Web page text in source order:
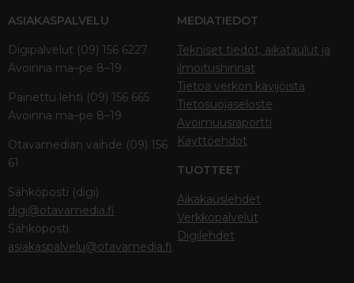
ASIAKASPALVELU
Digipalvelut (09) 156 6227
Avoinna ma–pe 8–19
Painettu lehti (09) 156 665
Avoinna ma–pe 8–19
Otavamedian vaihde (09) 156
61
Sähköposti (digi)
digi@otavamedia.fi
Sähköposti
asiakaspalvelu@otavamedia.fi
MEDIATIEDOT
Tekniset tiedot, aikataulut ja
ilmoitushinnat
Tietoa verkon kävijöistä
Tietosuojaseloste
Avoimuusraportti
Käyttöehdot
TUOTTEET
Aikakauslehdet
Verkkopalvelut
Digilehdet